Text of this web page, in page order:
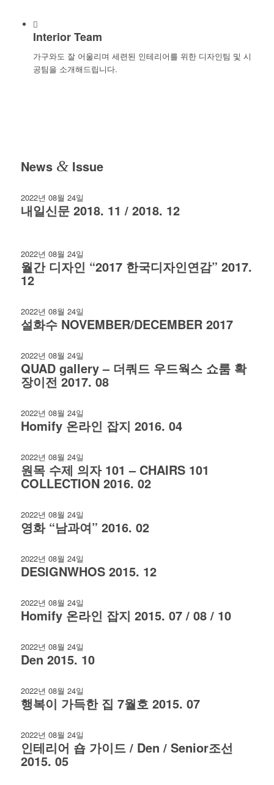
Interior Team
가구와도 잘 어울리며 세련된 인테리어를 위한 디자인팀 및 시
공팀을 소개해드립니다.
News &Issue
2022년 08월 24일
내일신문 2018. 11 / 2018. 12
2022년 08월 24일
월간 디자인 “2017 한국디자인연감” 2017.
12
2022년 08월 24일
설화수 NOVEMBER/DECEMBER 2017
2022년 08월 24일
QUAD gallery – 더쿼드 우드웍스 쇼룸 확
장이전 2017. 08
2022년 08월 24일
Homify 온라인 잡지 2016. 04
2022년 08월 24일
원목 수제 의자 101 – CHAIRS 101
COLLECTION 2016. 02
2022년 08월 24일
영화 “남과여” 2016. 02
2022년 08월 24일
DESIGNWHOS 2015. 12
2022년 08월 24일
Homify 온라인 잡지 2015. 07 / 08 / 10
2022년 08월 24일
Den 2015. 10
2022년 08월 24일
행복이 가득한 집 7월호 2015. 07
2022년 08월 24일
인테리어 숍 가이드 / Den / Senior조선
2015. 05